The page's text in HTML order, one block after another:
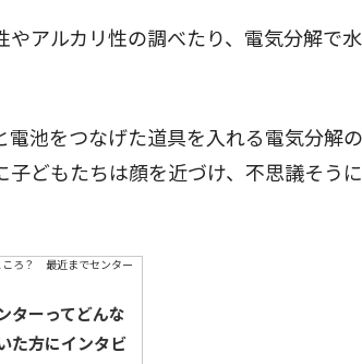
アルカリ性の調べたり、電気分解で
池をつなげた道具を入れる電気分解
どもたちは顔を近づけ、不思議そう
ターってどんな
た方にインタビ